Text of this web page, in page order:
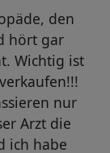
den
hört gar
Wichtig ist
nur
Arzt die
ich habe